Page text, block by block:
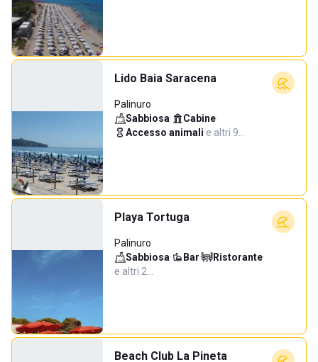
Lido Baia Saracena
Palinuro
Sabbiosa· Cabine·
Accesso animali·e altri 9…
Playa Tortuga
Palinuro
Sabbiosa· Bar· Ristorante·
e altri 2…
Beach Club La Pineta